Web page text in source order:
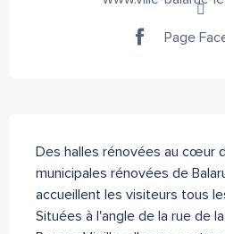
Page
Description
Des halles rénovées au cœur
municipales rénovées de
accueillent les visiteurs tous
Situées à l'angle de la rue de